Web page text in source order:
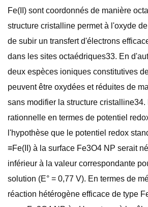
Fe(II) sont coordonnés de manière
structure cristalline permet à l'oxyde
de subir un transfert d'électrons
dans les sites octaédriques33. En
deux espèces ioniques constitutives
peuvent être oxydées et réduites de
sans modifier la structure cristalline34.
rationnelle en termes de potentiel
l'hypothèse que le potentiel redox
≡Fe(II) à la surface Fe3O4 NP serait
inférieur à la valeur correspondante
solution (E° = 0,77 V). En termes de
réaction hétérogène efficace de type